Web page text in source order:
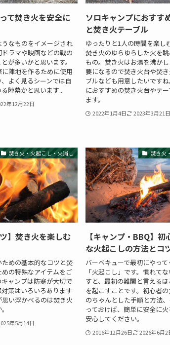
て焚き火を安全に
なものをイメージされ
ラマや映画などの戰の
が多いかと思います。
陣地を作るために使用
よく見るシーンでは自
陣幕かと思います...
年12月22日
ソロキャンプにおすす
と焚き火テーブル
ゆったりと1人の時間を楽し
焚き火のゆらゆらした火を
もの。焚き火はお湯を沸か
要になるので焚き火台や焚
ブルなども用意したいです
におすすめの焚き火台やテ
ます。
2022年1月4日 2023年3月21日
焚き火・火起こし・火消し
】焚き火を楽しむ
めの基本的なコツと焚
の特殊なアイテムをご
ャンプは防寒が大切で
策はいろいろあります
い浮かべるのは焚き火
年5月14日
焚き火
【キャンプ・BBQ】
な火起こしの方法とコ
バーベキューで最初にやっ
「火起こし」です。慣れて
すと、最初の難関と言える
を起こすことです。初心者
のちゃんとした手順と方法
っておけば、簡単に安全に
安心してください。
2016年12月26日 2026年6月2